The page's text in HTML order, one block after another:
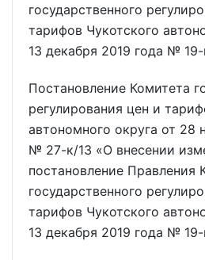
государственного
тарифов Чукотского
13 декабря 2019 года №
Постановление Комитета
регулирования цен и
автономного округа от 28
№ 27-к/13 «О внесении
постановление Правления
государственного
тарифов Чукотского
13 декабря 2019 года №